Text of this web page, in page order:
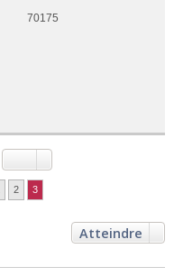
70175
2 3
Atteindre